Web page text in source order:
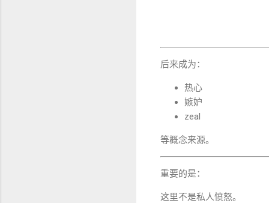
后来成为：
热心
嫉妒
zeal
等概念来源。
重要的是：
这里不是私人愤怒。